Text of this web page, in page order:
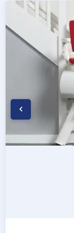
Kurven-
Geprüfter
Preise &